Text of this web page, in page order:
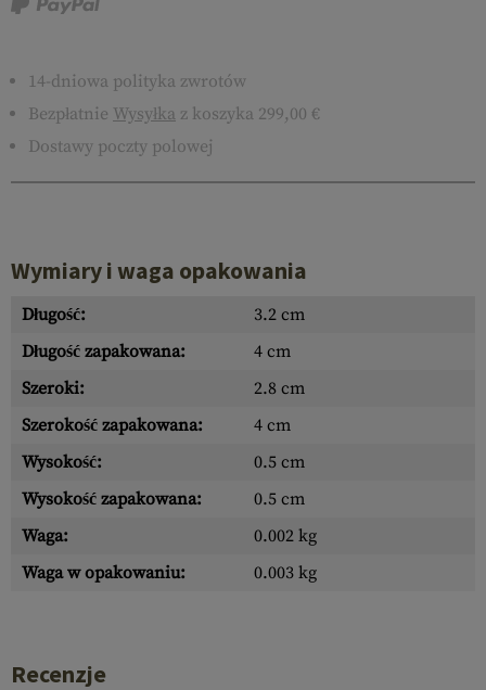
14-dniowa polityka zwrotów
Bezpłatnie Wysyłka z koszyka 299,00 €
Dostawy poczty polowej
Wymiary i waga opakowania
Długość:
3.2 cm
Długość zapakowana:
4 cm
Szeroki:
2.8 cm
Szerokość zapakowana:
4 cm
Wysokość:
0.5 cm
Wysokość zapakowana:
0.5 cm
Waga:
0.002 kg
Waga w opakowaniu:
0.003 kg
Recenzje